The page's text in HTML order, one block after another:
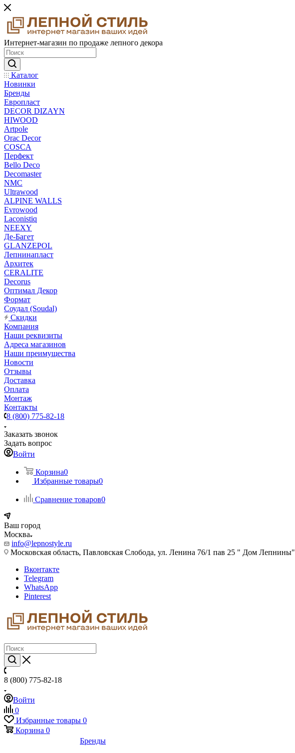
Интернет-магазин по продаже лепного декора
Каталог
Новинки
Бренды
Европласт
DECOR DIZAYN
HIWOOD
Artpole
Orac Decor
COSCA
Перфект
Bello Deco
Decomaster
NMС
Ultrawood
ALPINE WALLS
Evrowood
Laconistiq
NEEXY
Де-Багет
GLANZEPOL
Лепнинапласт
Архитек
CERALITE
Decorus
Оптимал Декор
Формат
Соудал (Soudal)
Скидки
Компания
Наши реквизиты
Адреса магазинов
Наши преимущества
Новости
Отзывы
Доставка
Оплата
Монтаж
Контакты
8 (800) 775-82-18
Заказать звонок
Задать вопрос
Войти
Корзина0
Избранные товары0
Сравнение товаров0
Ваш город
Москва
info@lepnostyle.ru
Московская область, Павловская Слобода, ул. Ленина 76/1 пав 25 " Дом Лепнины"
Вконтакте
Telegram
WhatsApp
Pinterest
8 (800) 775-82-18
Войти
0
Избранные товары 0
Корзина 0
Бренды